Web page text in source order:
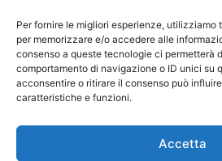
Per fornire le migliori esperienze,
per memorizzare e/o accedere alle
consenso a queste tecnologie ci permetterà
comportamento di navigazione o ID unici su
acconsentire o ritirare il consenso può
caratteristiche e funzioni.
Accetta